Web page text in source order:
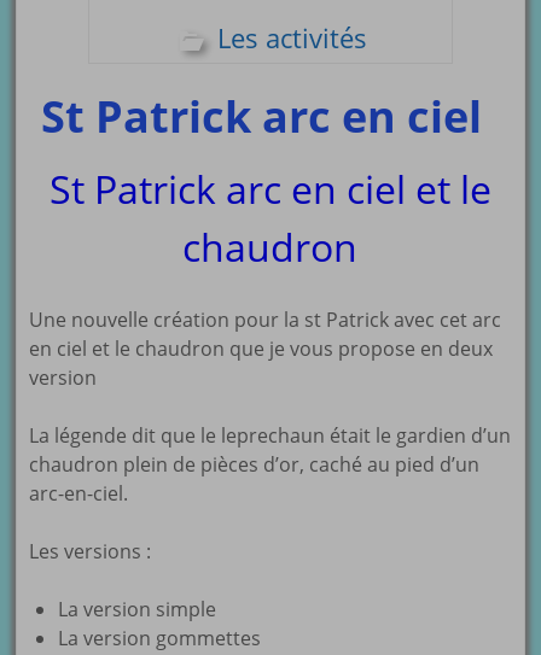
Les activités
St Patrick arc en ciel
St Patrick arc en ciel et le
chaudron
Une nouvelle création pour la st Patrick avec cet arc
en ciel et le chaudron que je vous propose en deux
version
La légende dit que le leprechaun était le gardien d’un
chaudron plein de pièces d’or, caché au pied d’un
arc-en-ciel.
Les versions :
La version simple
La version gommettes